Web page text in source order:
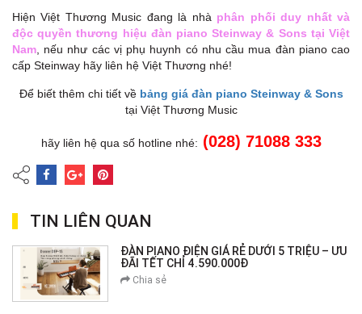
Hiện Việt Thương Music đang là nhà phân phối duy nhất và
độc quyền thương hiệu đàn piano Steinway & Sons tại Việt
Nam , nếu như các vị phụ huynh có nhu cầu mua đàn piano cao
cấp Steinway hãy liên hệ Việt Thương nhé!
Để biết thêm chi tiết về bảng giá đàn piano Steinway & Sons
tại Việt Thương Music
hãy liên hệ qua số hotline nhé: (028) 71088 333
TIN LIÊN QUAN
ĐÀN PIANO ĐIỆN GIÁ RẺ DƯỚI 5 TRIỆU – ƯU
ĐÃI TẾT CHỈ 4.590.000Đ
Chia sẻ